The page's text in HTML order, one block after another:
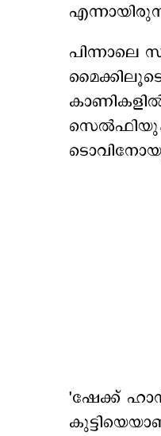
പിന്നാലെ
സെൽഫിയും
'ഷേക്ക്